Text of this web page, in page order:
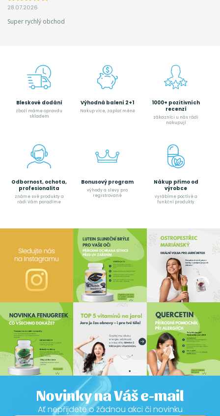
28.07.2026
Super rychlý obchod
Bleskové dodání
zboží máme opravdu
skladem
Výhodná balení 2+1
Nakup více, zaplať méně
1000+ pozitivních
recenzí
zákazníci u nás rádi
nakupují
Odbornost, ochota,
profesionalita
známe své produkty a
rádi Vám poradíme
Bonusový program
výhody a slevy pro
registrované
Nákup přímo od
výrobce
vyrábíme poctívé a
funkční produkty
Novinky na Váš e-mail
Ať nepřijdete o žádnou akci či novinku